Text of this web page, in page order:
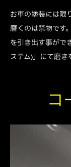
お車の塗装には限
磨くのは禁物です
を引き出す事がで
ステム)」にて磨き
コ